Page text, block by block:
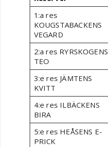
1:a res
KOUGSTABACKENS
VEGARD
2:a res RYRSKOGENS
TEO
3:e res JÄMTENS
KVITT
4:e res ILBÄCKENS
BIRA
5:e res HEÅSENS E-
PRICK